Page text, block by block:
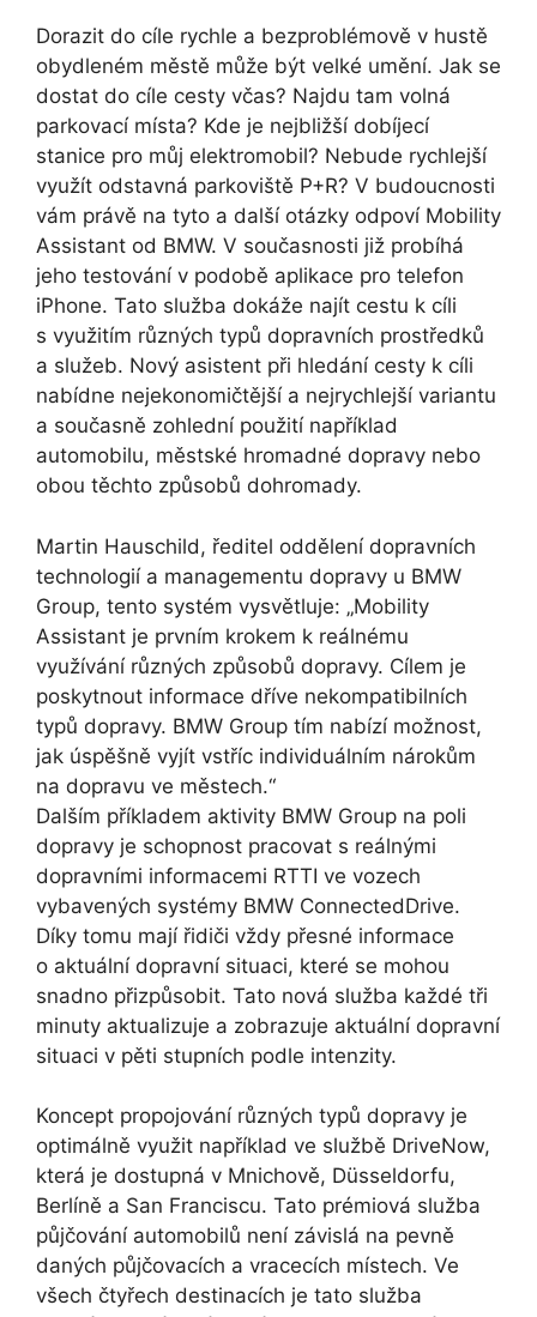
Dorazit do cíle rychle a bezproblémově v hustě
obydleném městě může být velké umění. Jak se
dostat do cíle cesty včas? Najdu tam volná
parkovací místa? Kde je nejbližší dobíjecí
stanice pro můj elektromobil? Nebude rychlejší
využít odstavná parkoviště P+R? V budoucnosti
vám právě na tyto a další otázky odpoví Mobility
Assistant od BMW. V současnosti již probíhá
jeho testování v podobě aplikace pro telefon
iPhone. Tato služba dokáže najít cestu k cíli
s využitím různých typů dopravních prostředků
a služeb. Nový asistent při hledání cesty k cíli
nabídne nejekonomičtější a nejrychlejší variantu
a současně zohlední použití například
automobilu, městské hromadné dopravy nebo
obou těchto způsobů dohromady.
Martin Hauschild, ředitel oddělení dopravních
technologií a managementu dopravy u BMW
Group, tento systém vysvětluje: „Mobility
Assistant je prvním krokem k reálnému
využívání různých způsobů dopravy. Cílem je
poskytnout informace dříve nekompatibilních
typů dopravy. BMW Group tím nabízí možnost,
jak úspěšně vyjít vstříc individuálním nárokům
na dopravu ve městech.“
Dalším příkladem aktivity BMW Group na poli
dopravy je schopnost pracovat s reálnými
dopravními informacemi RTTI ve vozech
vybavených systémy BMW ConnectedDrive.
Díky tomu mají řidiči vždy přesné informace
o aktuální dopravní situaci, které se mohou
snadno přizpůsobit. Tato nová služba každé tři
minuty aktualizuje a zobrazuje aktuální dopravní
situaci v pěti stupních podle intenzity.
Koncept propojování různých typů dopravy je
optimálně využit například ve službě DriveNow,
která je dostupná v Mnichově, Düsseldorfu,
Berlíně a San Franciscu. Tato prémiová služba
půjčování automobilů není závislá na pevně
daných půjčovacích a vracecích místech. Ve
všech čtyřech destinacích je tato služba